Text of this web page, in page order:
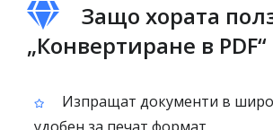
Защо хората
„Конвертиране в PDF“
Изпращат документи в